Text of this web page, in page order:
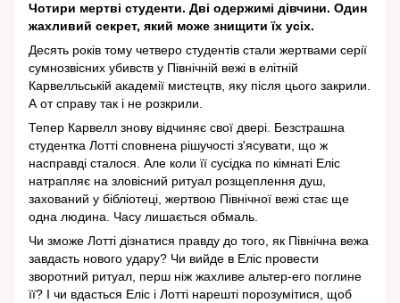
Чотири мертві студенти. Дві одержимі дівчини. Один
жахливий секрет, який може знищити їх усіх.
Десять років тому четверо студентів стали жертвами серії
сумнозвісних убивств у Північній вежі в елітній
Карвелльській академії мистецтв, яку після цього закрили.
А от справу так і не розкрили.
Тепер Карвелл знову відчиняє свої двері. Безстрашна
студентка Лотті сповнена рішучості з'ясувати, що ж
насправді сталося. Але коли її сусідка по кімнаті Еліс
натрапляє на зловісний ритуал розщеплення душ,
захований у бібліотеці, жертвою Північної вежі стає ще
одна людина. Часу лишається обмаль.
Чи зможе Лотті дізнатися правду до того, як Північна вежа
завдасть нового удару? Чи вийде в Еліс провести
зворотний ритуал, перш ніж жахливе альтер-его поглине
її? І чи вдасться Еліс і Лотті нарешті порозумітися, щоб